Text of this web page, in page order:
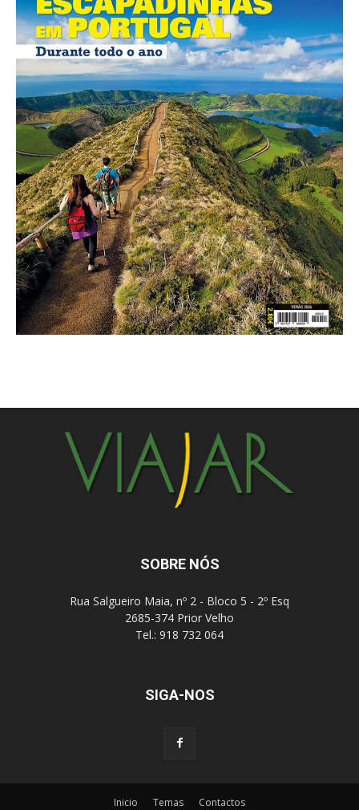
SOBRE NÓS
Rua Salgueiro Maia, nº 2 - Bloco 5 - 2º Esq
2685-374 Prior Velho
Tel.: 918 732 064
SIGA-NOS
Inicio Temas Contactos